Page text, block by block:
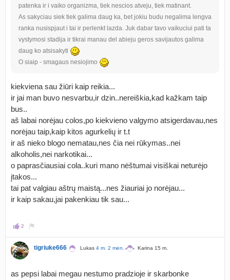
patenka ir i vaiko organizma, tiek nescios atveju, tiek matinant.
As sakyciau siek tiek galima daug ka, bet jokiu budu negalima lengva
ranka nusispjaut i tai ir perlenkt lazda. Juk dabar tavo vaikuciui pati ta
vystymosi stadija ir tikrai manau del abieju geros savijautos galima
daug ko atsisakyti
O siaip - smagaus nesiojimo
kiekviena sau žiūri kaip reikia...
ir jai man buvo nesvarbu,ir dzin..nereiškia,kad kažkam taip
bus..
aš labai norėjau colos,po kiekvieno valgymo atsigerdavau,nes
norėjau taip,kaip kitos agurkelių ir t.t
ir aš nieko blogo nematau,nes čia nei rūkymas..nei
alkoholis,nei narkotikai...
o paprasčiausiai cola..kuri mano nėštumai visiškai neturėjo
įtakos...
tai pat valgiau aštrų maistą...nes žiauriai jo norėjau...
ir kaip sakau,jai pakenkiau tik sau...
2
tigriuke666 Lukas 4 m. 2 mėn. Karina 15 m.
as pepsi labai megau nestumo pradzioje ir skarbonke